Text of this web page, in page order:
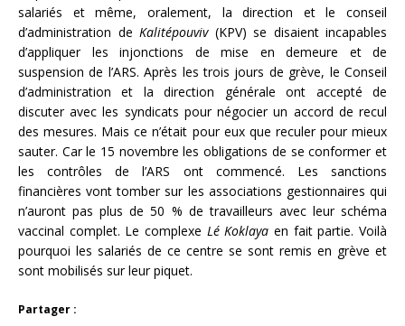
salariés et même, oralement, la direction et le conseil
d’administration de Kalitépouviv (KPV) se disaient incapables
d’appliquer les injonctions de mise en demeure et de
suspension de l’ARS. Après les trois jours de grève, le Conseil
d’administration et la direction générale ont accepté de
discuter avec les syndicats pour négocier un accord de recul
des mesures. Mais ce n’était pour eux que reculer pour mieux
sauter. Car le 15 novembre les obligations de se conformer et
les contrôles de l’ARS ont commencé. Les sanctions
financières vont tomber sur les associations gestionnaires qui
n’auront pas plus de 50 % de travailleurs avec leur schéma
vaccinal complet. Le complexe Lé Koklayaen fait partie. Voilà
pourquoi les salariés de ce centre se sont remis en grève et
sont mobilisés sur leur piquet.
Partager :